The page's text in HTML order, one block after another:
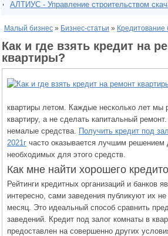
АЛТИУС - Управление строительством
Малый бизнес » Бизнес-статьи » Кредитование
Как и где взять кредит на
квартиры?
квартиры летом. Каждые несколько лет мы
квартиру, а не сделать капитальный
немалые средства. Получить кредит под
2021г часто оказывается лучшим решением
необходимых для этого средств.
Как мне найти хорошего
Рейтинги кредитных организаций и банков
интересно, сами заведения публикуют их
месяц. Это идеальный способ сравнить
заведений. Кредит под залог комнаты в
предоставлен на совершенно других